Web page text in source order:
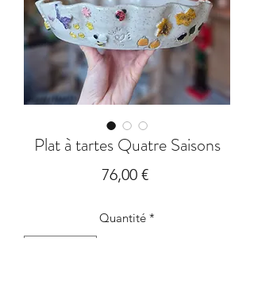
Plat à tartes Quatre Saisons
76,00 €Prix
Quantité *